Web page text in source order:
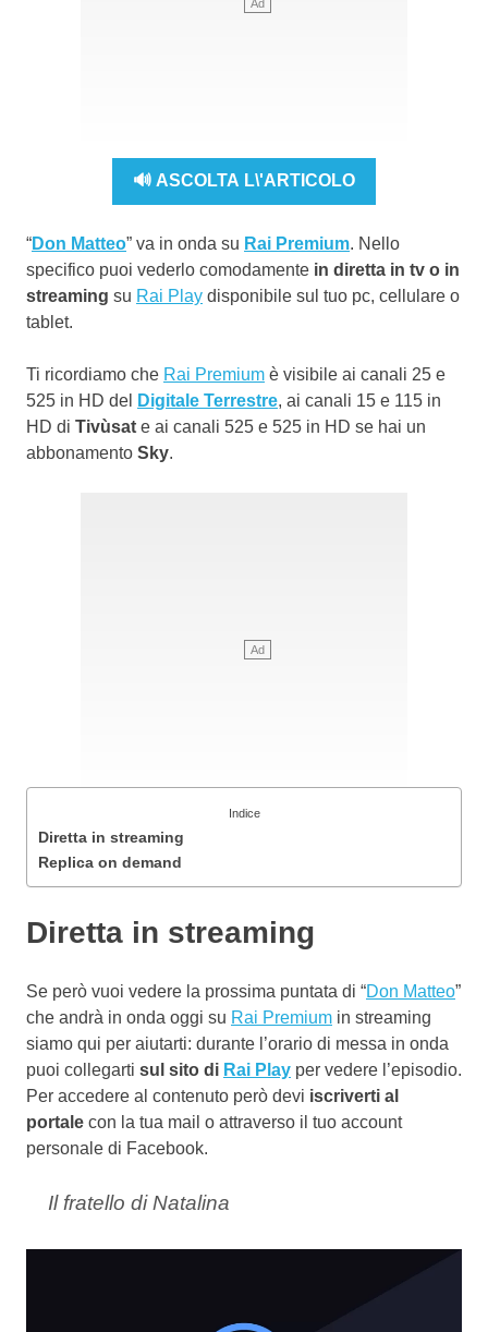
🔊 ASCOLTA L\'ARTICOLO
“Don Matteo” va in onda su Rai Premium. Nello
specifico puoi vederlo comodamente in diretta in tv o in
streaming su Rai Play disponibile sul tuo pc, cellulare o
tablet.
Ti ricordiamo che Rai Premium è visibile ai canali 25 e
525 in HD del
Digitale Terrestre, ai canali 15 e 115 in
HD di Tivùsat e ai canali 525 e 525 in HD se hai un
abbonamento Sky.
Indice
Diretta in streaming
Replica on demand
Diretta in streaming
Se però vuoi vedere la prossima puntata di “Don Matteo”
che andrà in onda oggi su Rai Premium in streaming
siamo qui per aiutarti: durante l’orario di messa in onda
puoi collegarti sul sito di Rai Play per vedere l’episodio.
Per accedere al contenuto però devi iscriverti al
portale con la tua mail o attraverso il tuo account
personale di Facebook.
Il fratello di Natalina